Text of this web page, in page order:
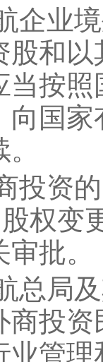
企业
股和以
当按照
向国家
投资
权变
批。
总局
商投资
业管理